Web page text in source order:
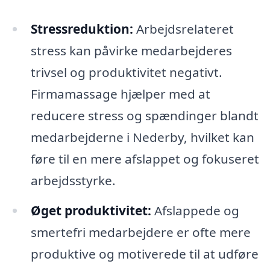
Stressreduktion: Arbejdsrelateret
stress kan påvirke medarbejderes
trivsel og produktivitet negativt.
Firmamassage hjælper med at
reducere stress og spændinger blandt
medarbejderne i Nederby, hvilket kan
føre til en mere afslappet og fokuseret
arbejdsstyrke.
Øget produktivitet: Afslappede og
smertefri medarbejdere er ofte mere
produktive og motiverede til at udføre